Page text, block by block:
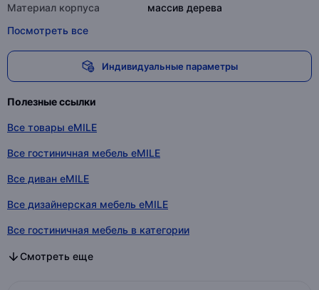
Материал корпуса
массив дерева
Посмотреть все
Индивидуальные параметры
Полезные ссылки
Все товары eMILE
Все гостиничная мебель eMILE
Все диван eMILE
Все дизайнерская мебель eMILE
Все гостиничная мебель в категории
Все диван в категории
Все дизайнерская мебель в категории
Смотреть еще